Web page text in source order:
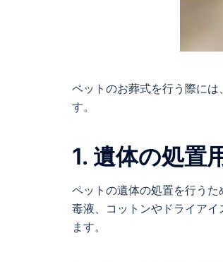
ペットのお葬式を行う際に
す。
1. 遺体の処置
ペットの遺体の処置を行う
毒液、コットンやドライア
ます。